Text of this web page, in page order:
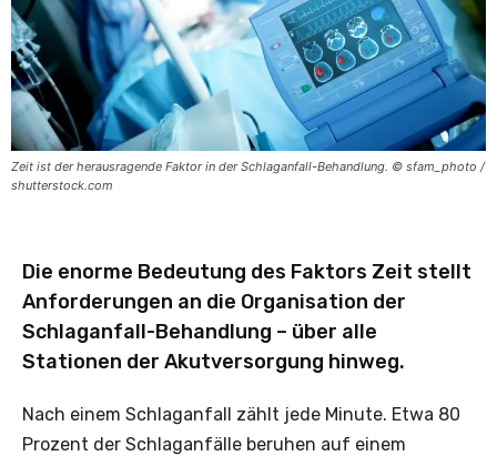
Zeit ist der herausragende Faktor in der Schlaganfall-Behandlung. © sfam_photo /
shutterstock.com
Die enorme Bedeutung des Faktors Zeit stellt
Anforderungen an die Organisation der
Schlaganfall-Behandlung – über alle
Stationen der Akutversorgung hinweg.
Nach einem Schlaganfall zählt jede Minute. Etwa 80
Prozent der Schlaganfälle beruhen auf einem